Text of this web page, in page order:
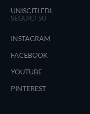
UNISCITI FDL
SEGUICI SU
INSTAGRAM
FACEBOOK
YOUTUBE
PINTEREST